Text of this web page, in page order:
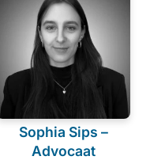
Sophia Sips –
Advocaat